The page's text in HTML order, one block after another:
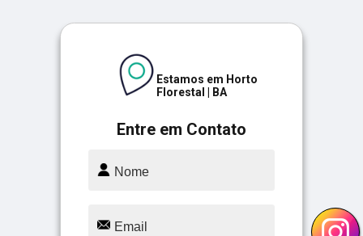
Entre em Contato
Estamos em Horto
Florestal | BA